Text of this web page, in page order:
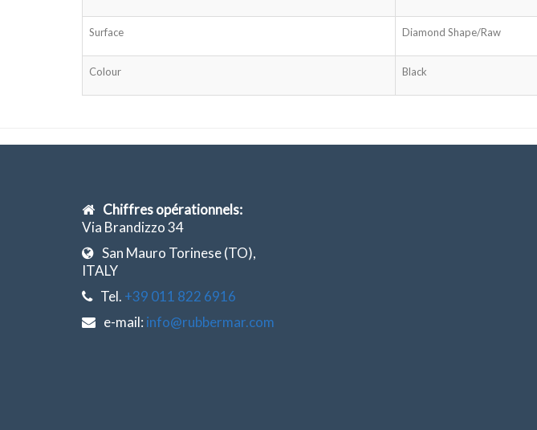
Surface Diamond Shape/Raw
Colour Black
Chiffres opérationnels:
Via Brandizzo 34
San Mauro Torinese (TO),
ITALY
Tel. +39 011 822 6916
e-mail: info@rubbermar.com